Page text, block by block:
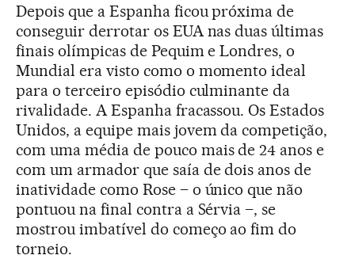
Depois que a Espanha ficou próxima de
conseguir derrotar os EUA nas duas últimas
finais olímpicas de Pequim e Londres, o
Mundial era visto como o momento ideal
para o terceiro episódio culminante da
rivalidade. A Espanha fracassou. Os Estados
Unidos, a equipe mais jovem da competição,
com uma média de pouco mais de 24 anos e
com um armador que saía de dois anos de
inatividade como Rose – o único que não
pontuou na final contra a Sérvia –, se
mostrou imbatível do começo ao fim do
torneio.